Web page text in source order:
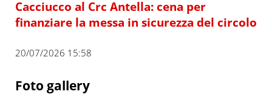
Cacciucco al Crc Antella: cena per
finanziare la messa in sicurezza del circolo
20/07/2026 15:58
Foto gallery